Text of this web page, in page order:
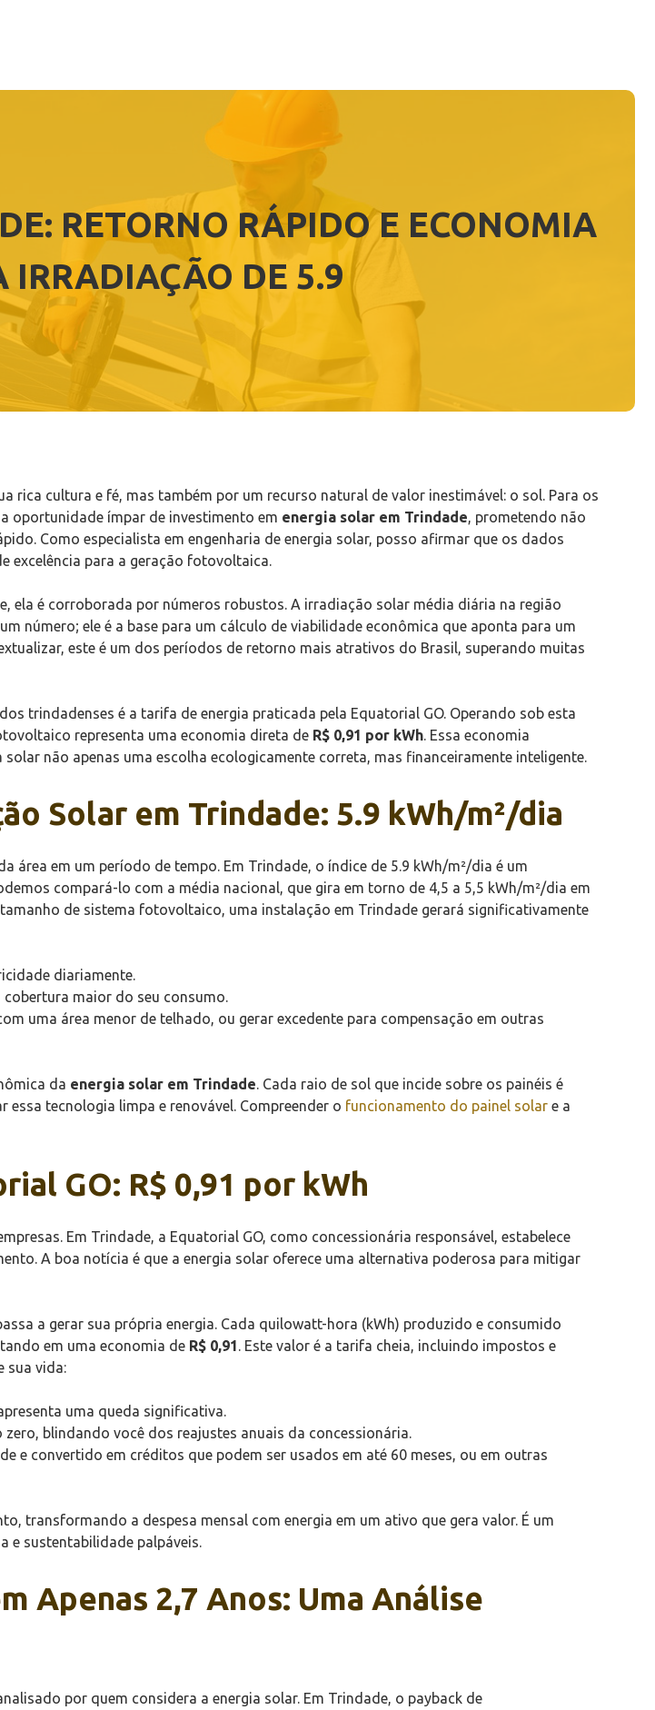
RETORNO RÁPIDO E ECONOMIA
IRRADIAÇÃO DE 5.9
rica cultura e fé, mas também por um recurso natural de valor inestimável: o sol. Para os
oportunidade ímpar de investimento em energia solar em Trindade , prometendo não
Como especialista em engenharia de energia solar, posso afirmar que os dados
excelência para a geração fotovoltaica.
ela é corroborada por números robustos. A irradiação solar média diária na região
um número; ele é a base para um cálculo de viabilidade econômica que aponta para um
este é um dos períodos de retorno mais atrativos do Brasil, superando muitas
trindadenses é a tarifa de energia praticada pela Equatorial GO. Operando sob esta
representa uma economia direta de R$ 0,91 por kWh . Essa economia
não apenas uma escolha ecologicamente correta, mas financeiramente inteligente.
Solar em Trindade: 5.9 kWh/m²/dia
em um período de tempo. Em Trindade, o índice de 5.9 kWh/m²/dia é um
compará-lo com a média nacional, que gira em torno de 4,5 a 5,5 kWh/m²/dia em
de sistema fotovoltaico, uma instalação em Trindade gerará significativamente
diariamente.
maior do seu consumo.
uma área menor de telhado, ou gerar excedente para compensação em outras
da energia solar em Trindade . Cada raio de sol que incide sobre os painéis é
tecnologia limpa e renovável. Compreender o funcionamento do painel solar e a
GO: R$ 0,91 por kWh
Em Trindade, a Equatorial GO, como concessionária responsável, estabelece
A boa notícia é que a energia solar oferece uma alternativa poderosa para mitigar
a gerar sua própria energia. Cada quilowatt-hora (kWh) produzido e consumido
em uma economia de R$ 0,91 . Este valor é a tarifa cheia, incluindo impostos e
sua vida:
uma queda significativa.
zero, blindando você dos reajustes anuais da concessionária.
e convertido em créditos que podem ser usados em até 60 meses, ou em outras
transformando a despesa mensal com energia em um ativo que gera valor. É um
e sustentabilidade palpáveis.
Apenas 2,7 Anos: Uma Análise
por quem considera a energia solar. Em Trindade, o payback de